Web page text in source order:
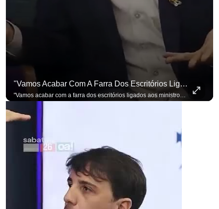
"Vamos Acabar Com A Farra Dos Escritórios Ligados Aos Ministros Do STF"